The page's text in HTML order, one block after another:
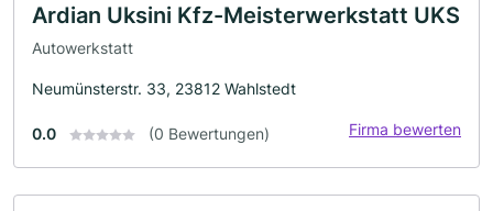
Ardian Uksini Kfz-Meisterwerkstatt UKS
Autowerkstatt
Neumünsterstr. 33, 23812 Wahlstedt
0.0 (0 Bewertungen) Firma bewerten